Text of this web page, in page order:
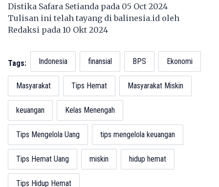
Distika Safara Setianda pada 05 Oct 2024
Tulisan ini telah tayang dibalinesia.id oleh
Redaksi pada 10 Okt 2024
Tags: Indonesia finansial BPS Ekonomi
Masyarakat Tips Hemat Masyarakat Miskin
keuangan Kelas Menengah
Tips Mengelola Uang tips mengelola keuangan
Tips Hemat Uang miskin hidup hemat
Tips Hidup Hemat